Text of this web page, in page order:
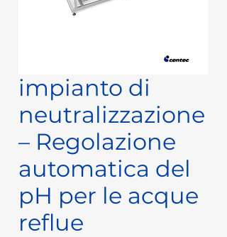
impianto di
neutralizzazione
– Regolazione
automatica del
pH per le acque
reflue